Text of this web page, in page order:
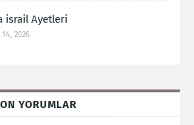
israil Ayetleri
2026
YORUMLAR